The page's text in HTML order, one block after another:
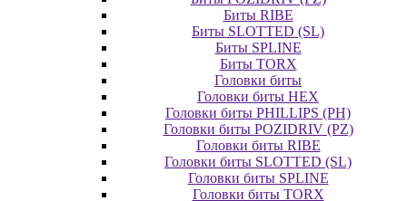
Биты RIBE
Биты SLOTTED (SL)
Биты SPLINE
Биты TORX
Головки биты
Головки биты HEX
Головки биты PHILLIPS (PH)
Головки биты POZIDRIV (PZ)
Головки биты RIBE
Головки биты SLOTTED (SL)
Головки биты SPLINE
Головки биты TORX